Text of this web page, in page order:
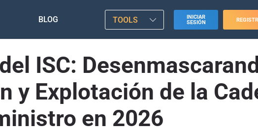
BLOG TOOLS
INICIAR
SESIÓN
ISC:
y Explotación de la
en 2026